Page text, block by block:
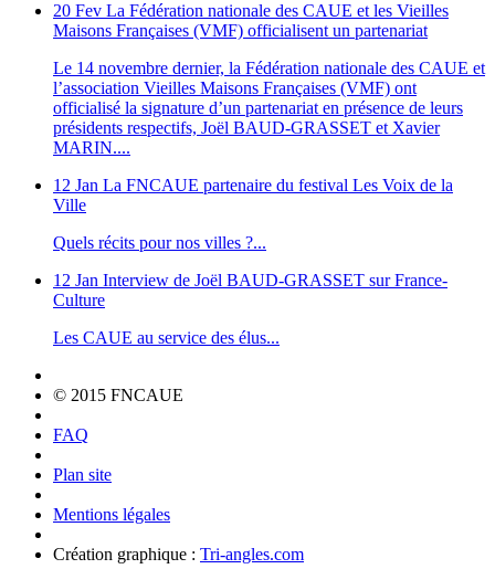
20 Fev La Fédération nationale des CAUE et les Vieilles
Maisons Françaises (VMF) officialisent un partenariat
Le 14 novembre dernier, la Fédération nationale des CAUE et
l’association Vieilles Maisons Françaises (VMF) ont
officialisé la signature d’un partenariat en présence de leurs
présidents respectifs, Joël BAUD-GRASSET et Xavier
MARIN....
12 Jan La FNCAUE partenaire du festival Les Voix de la
Ville
Quels récits pour nos villes ?...
12 Jan Interview de Joël BAUD-GRASSET sur France-
Culture
Les CAUE au service des élus...
© 2015 FNCAUE
FAQ
Plan site
Mentions légales
Création graphique : Tri-angles.com